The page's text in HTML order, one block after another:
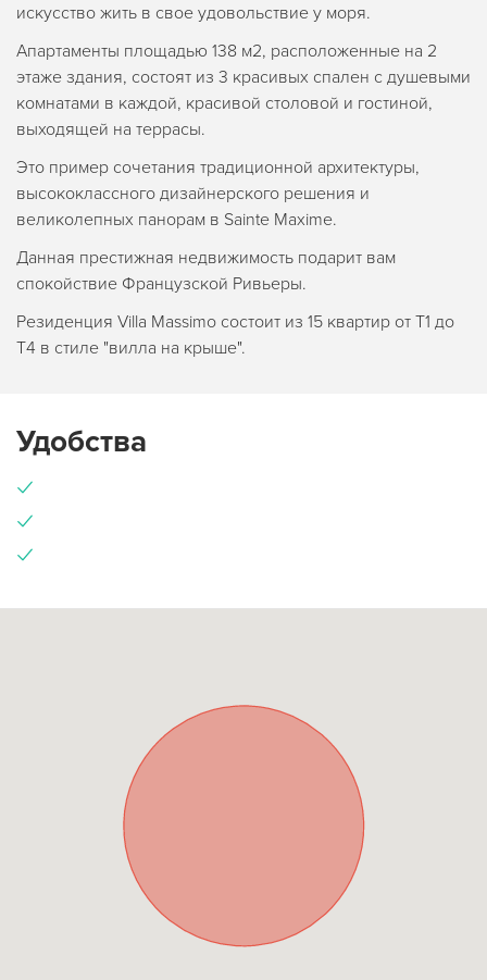
искусство жить в свое удовольствие у моря.
Апартаменты площадью 138 м2, расположенные на 2
этаже здания, состоят из 3 красивых спален с душевыми
комнатами в каждой, красивой столовой и гостиной,
выходящей на террасы.
Это пример сочетания традиционной архитектуры,
высококлассного дизайнерского решения и
великолепных панорам в Sainte Maxime.
Данная престижная недвижимость подарит вам
спокойствие Французской Ривьеры.
Резиденция Villa Massimo состоит из 15 квартир от Т1 до
Т4 в стиле "вилла на крыше".
Удобства